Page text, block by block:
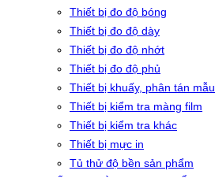
Thiết bị đo độ bóng
Thiết bị đo độ dày
Thiết bị đo độ nhớt
Thiết bị đo độ phủ
Thiết bị khuấy, phân tán mẫu
Thiết bị kiểm tra màng film
Thiết bị kiểm tra khác
Thiết bị mực in
Tủ thử độ bền sản phẩm